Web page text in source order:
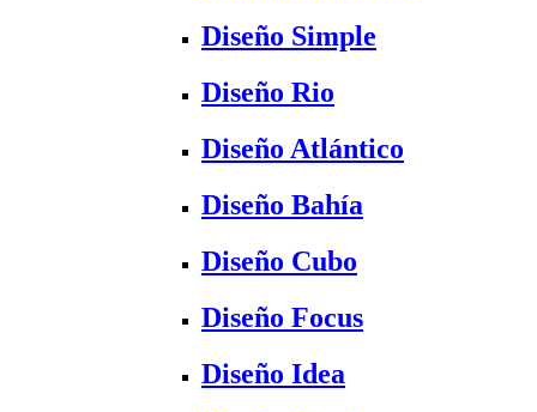
Diseño Simple
Diseño Rio
Diseño Atlántico
Diseño Bahía
Diseño Cubo
Diseño Focus
Diseño Idea